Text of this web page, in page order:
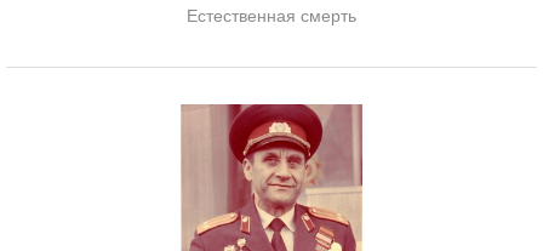
Естественная смерть